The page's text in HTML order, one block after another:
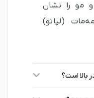
مو را نشان
(لپاتو)
بالا است؟